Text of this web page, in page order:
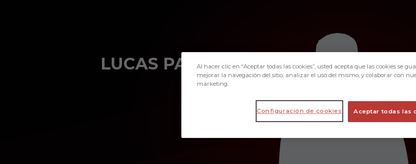
LUCAS PARRAAl hacer clic en “Aceptar todas las cookies”, usted acepta que las cookies se
mejorar la navegación del sitio, analizar el uso del mismo, y colaborar con
marketing.
Aceptar todas las
Configuración de cookies